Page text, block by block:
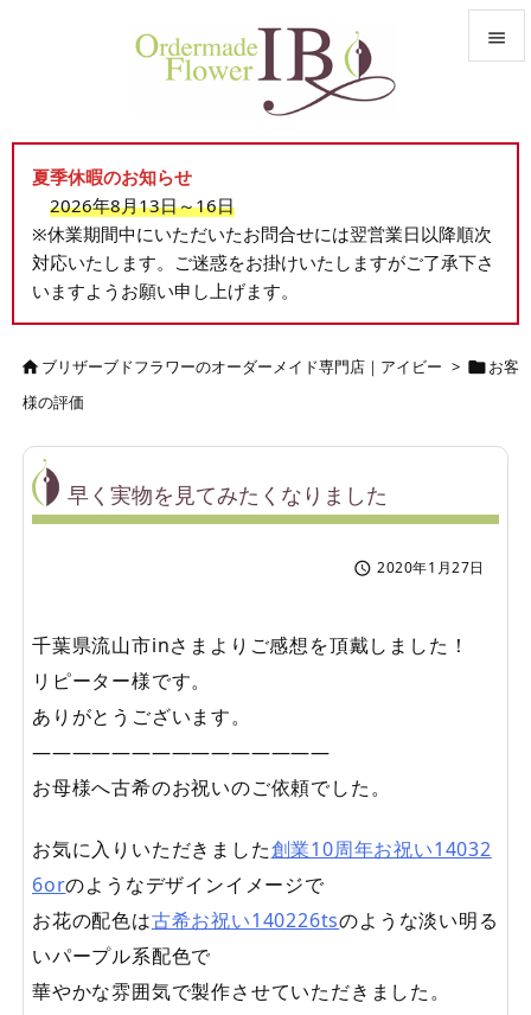


前へ

検索
夏季休暇のお知らせ
2026年8月13日～16日
※休業期間中にいただいたお問合せには翌営業日以降順次
対応いたします。ご迷惑をお掛けいたしますがご了承下さ
いますようお願い申し上げます。
ブリザーブドフラワーのオーダーメイド専門店｜アイビー > お客
様の評価
早く実物を見てみたくなりました
 2020年1月27日
千葉県流山市inさまよりご感想を頂戴しました！
リピーター様です。
ありがとうございます。
———————————————
お母様へ古希のお祝いのご依頼でした。
お気に入りいただきました創業10周年お祝い14032
6orのようなデザインイメージで
お花の配色は古希お祝い140226tsのような淡い明る
いパープル系配色で
華やかな雰囲気で製作させていただきました。